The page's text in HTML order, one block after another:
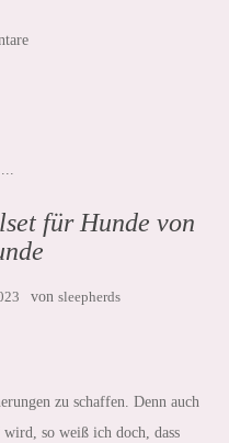
für Hunde von
von sleepherds
zu schaffen. Denn auch
wird, so weiß ich doch, dass